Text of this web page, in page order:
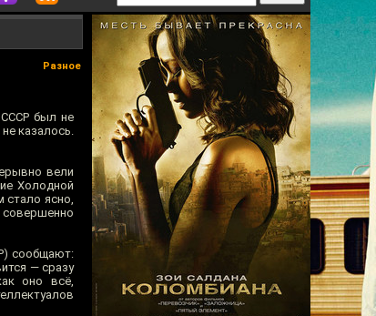
Разное
СССР был не
казалось.
вели
Холодной
стало ясно,
совершенно
сообщают:
— сразу
оно всё,